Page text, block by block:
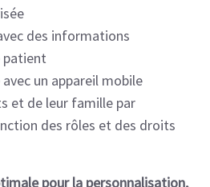
des informations
patient
un appareil mobile
et de leur famille par
des rôles et des droits
pour la personnalisation,